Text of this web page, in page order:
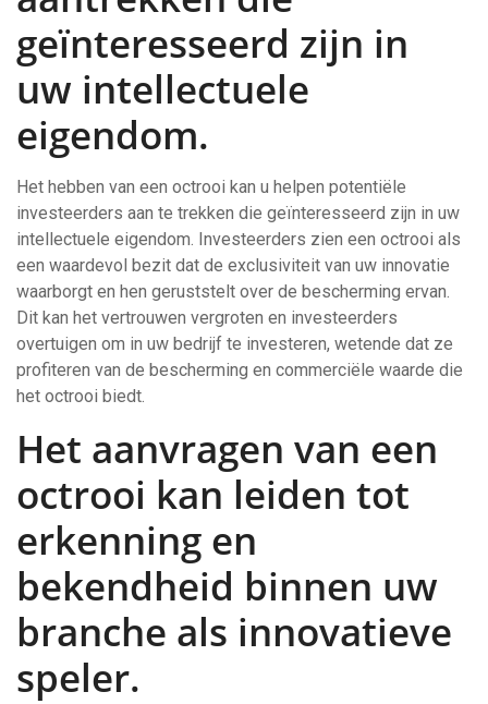
geïnteresseerd zijn in
uw intellectuele
eigendom.
Het hebben van een octrooi kan u helpen potentiële
investeerders aan te trekken die geïnteresseerd zijn in uw
intellectuele eigendom. Investeerders zien een octrooi als
een waardevol bezit dat de exclusiviteit van uw innovatie
waarborgt en hen geruststelt over de bescherming ervan.
Dit kan het vertrouwen vergroten en investeerders
overtuigen om in uw bedrijf te investeren, wetende dat ze
profiteren van de bescherming en commerciële waarde die
het octrooi biedt.
Het aanvragen van een
octrooi kan leiden tot
erkenning en
bekendheid binnen uw
branche als innovatieve
speler.